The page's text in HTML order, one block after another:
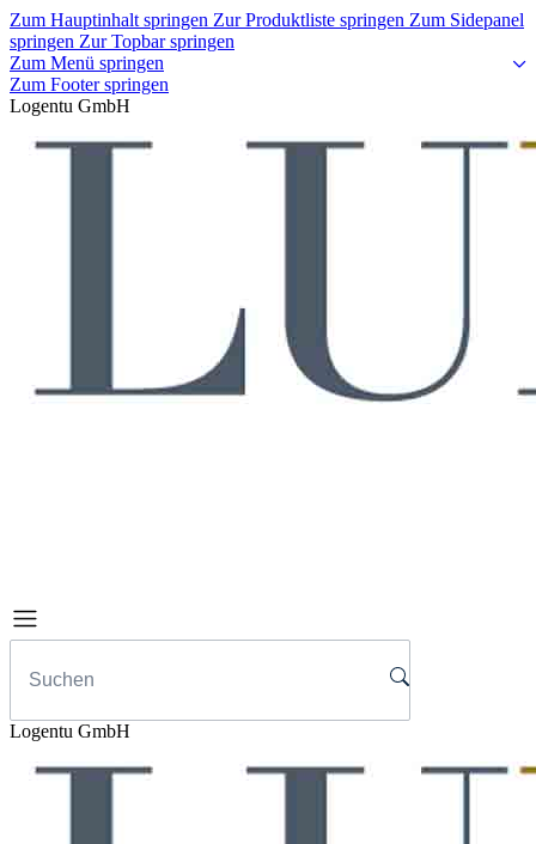
Zum Hauptinhalt springen Zur Produktliste springen Zum Sidepanel
springen Zur Topbar springen
Zum Menü springen
Zum Footer springen
Logentu GmbH
Logentu GmbH